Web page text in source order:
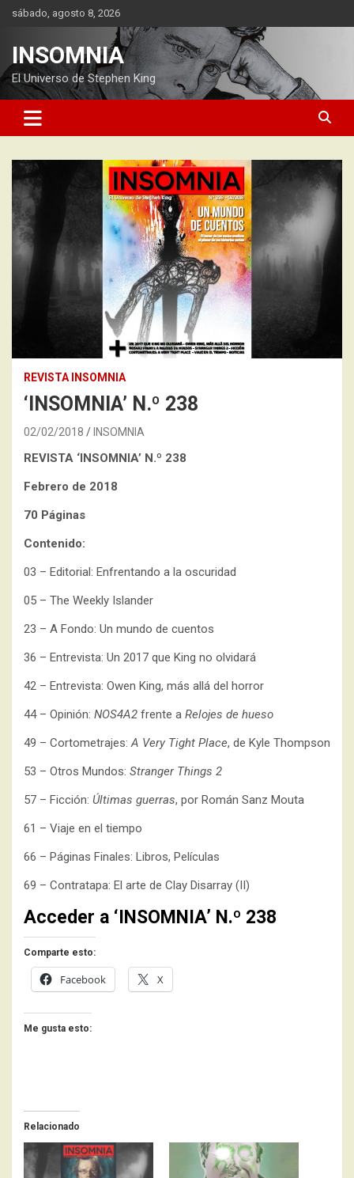
Saltarsábado, agosto 8, 2026
INSOMNIA
El Universo de Stephen King
REVISTA INSOMNIA
‘INSOMNIA’ N.º 238
02/02/2018 INSOMNIA
REVISTA ‘INSOMNIA’ N.º 238
Febrero de 2018
70 Páginas
Contenido:
03 – Editorial: Enfrentando a la oscuridad
05 – The Weekly Islander
23 – A Fondo: Un mundo de cuentos
36 – Entrevista: Un 2017 que King no olvidará
42 – Entrevista: Owen King, más allá del horror
44 – Opinión: NOS4A2 frente a Relojes de hueso
49 – Cortometrajes:A Very Tight Place, de Kyle Thompson
53 – Otros Mundos: Stranger Things 2
57 – Ficción: Últimas guerras, por Román Sanz Mouta
61 – Viaje en el tiempo
66 – Páginas Finales: Libros, Películas
69 – Contratapa: El arte de Clay Disarray (II)
Acceder a ‘INSOMNIA’ N.º 238
Comparte esto:
Facebook X
Me gusta esto:
Relacionado